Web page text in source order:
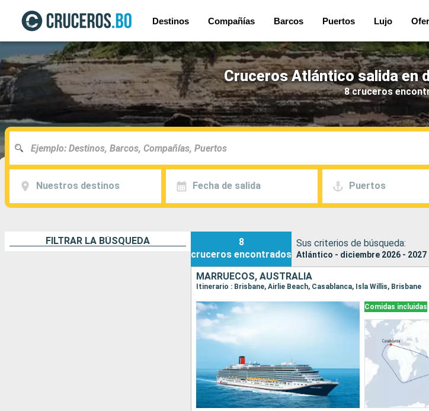
Destinos Compañías Barcos Puertos Lujo
Cruceros Atlántico salida en
8 cruceros
Nuestros destinos Fecha de salida Puertos
FILTRAR LA BÚSQUEDA
8
cruceros encontrados
Sus criterios de búsqueda:
Atlántico - diciembre 2026 - 2027
MARRUECOS, AUSTRALIA
Itinerario : Brisbane, Airlie Beach, Casablanca, Isla Willis, Brisbane
Comidas incluidas